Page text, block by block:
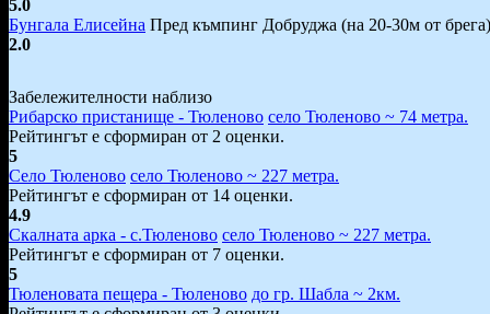
5.0
Бунгала Елисейна Пред къмпинг Добруджа (на 20-30м от
2.0
Забележителности наблизо
Рибарско пристанище - Тюленово село Тюленово ~ 74 метра.
Рейтингът е сформиран от 2 оценки.
5
Село Тюленово село Тюленово ~ 227 метра.
Рейтингът е сформиран от 14 оценки.
4.9
Скалната арка - с.Тюленово село Тюленово ~ 227 метра.
Рейтингът е сформиран от 7 оценки.
5
Тюленовата пещера - Тюленово до гр. Шабла ~ 2км.